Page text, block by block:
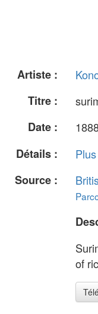
Artiste :
Titre :
Date :
Détails :
Source :
of